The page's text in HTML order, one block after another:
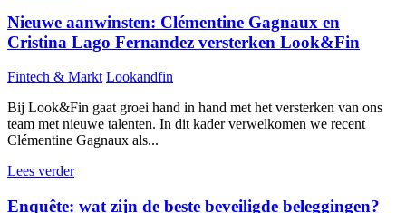
Nieuwe aanwinsten: Clémentine Gagnaux en
Cristina Lago Fernandez versterken Look&Fin
Fintech & Markt Lookandfin
Bij Look&Fin gaat groei hand in hand met het versterken van ons
team met nieuwe talenten. In dit kader verwelkomen we recent
Clémentine Gagnaux als...
Lees verder
Enquête: wat zijn de beste beveiligde beleggingen?